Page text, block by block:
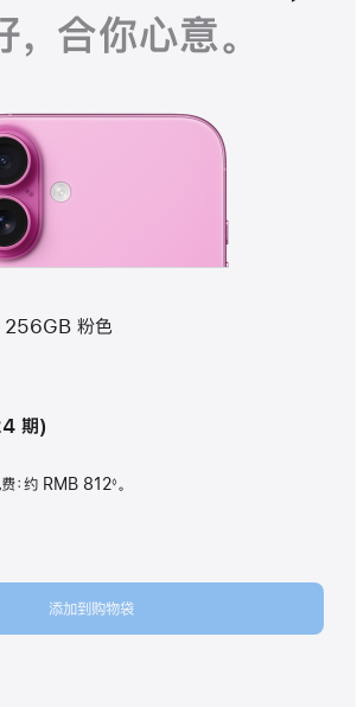
合你心意。
粉色
期)
：约 RMB 812◊。
16 Plus
添加到购物袋